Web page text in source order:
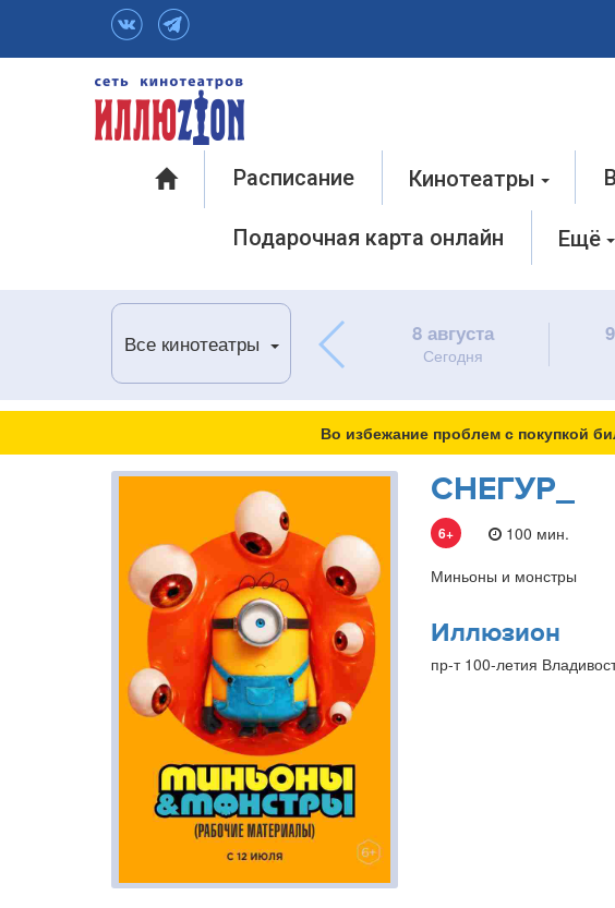
Расписание Кинотеатры
Подарочная карта онлайн Ещё
Все кинотеатры 8 августа
Сегодня
Во избежание проблем с покупкой
СНЕГУР_
6+
100 мин.
Миньоны и монстры
Иллюзион
пр-т 100-летия